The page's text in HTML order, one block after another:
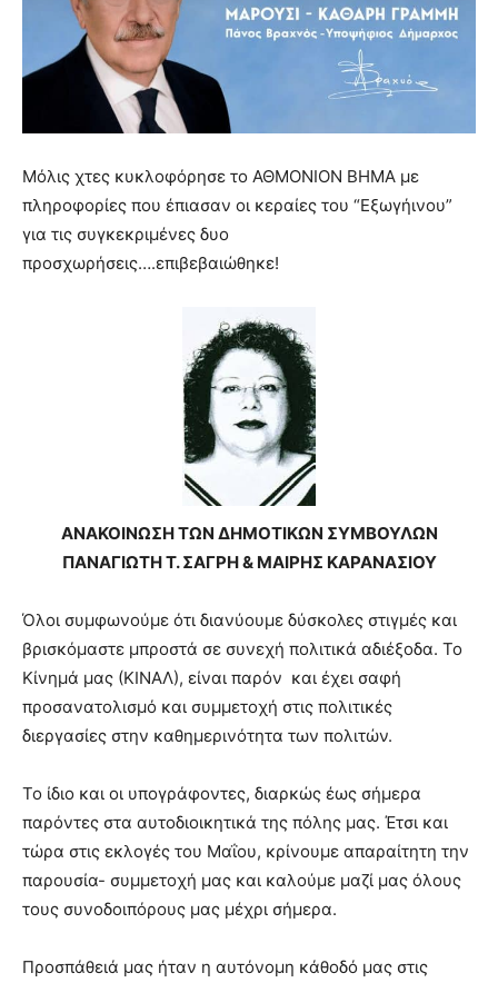
Μόλις χτες κυκλοφόρησε το ΑΘΜΟΝΙΟΝ ΒΗΜΑ με
πληροφορίες που έπιασαν οι κεραίες του “Εξωγήινου”
για τις συγκεκριμένες δυο
προσχωρήσεις….επιβεβαιώθηκε!
ΑΝΑΚΟΙΝΩΣΗ ΤΩΝ ΔΗΜΟΤΙΚΩΝ ΣΥΜΒΟΥΛΩΝ
ΠΑΝΑΓΙΩΤΗ Τ. ΣΑΓΡΗ & ΜΑΙΡΗΣ ΚΑΡΑΝΑΣΙΟΥ
Όλοι συμφωνούμε ότι διανύουμε δύσκολες στιγμές και
βρισκόμαστε μπροστά σε συνεχή πολιτικά αδιέξοδα. Το
Κίνημά μας (ΚΙΝΑΛ), είναι παρόν και έχει σαφή
προσανατολισμό και συμμετοχή στις πολιτικές
διεργασίες στην καθημερινότητα των πολιτών.
Το ίδιο και οι υπογράφοντες, διαρκώς έως σήμερα
παρόντες στα αυτοδιοικητικά της πόλης μας. Έτσι και
τώρα στις εκλογές του Μαΐου, κρίνουμε απαραίτητη την
παρουσία- συμμετοχή μας και καλούμε μαζί μας όλους
τους συνοδοιπόρους μας μέχρι σήμερα.
Προσπάθειά μας ήταν η αυτόνομη κάθοδό μας στις